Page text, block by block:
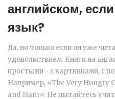
английском,
язык?
Да, но только если он уже
удовольствием. Книги на
простыми - с картинками, с
Например, «The Very Hungry
and Ham». Не пытайтесь